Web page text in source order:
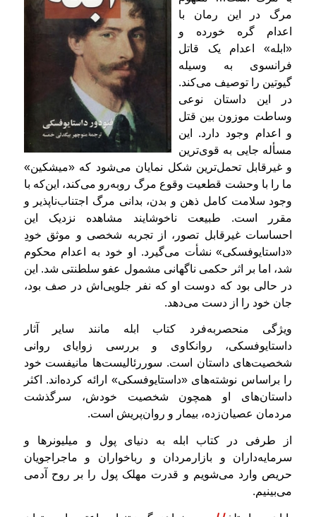
مرگ در این رمان با
اعدام گره خورده و
«ابله» اعدام یک قاتل
فرانسوی به وسیله
گیوتین را توصیف می‌کند.
در این داستان نوعی
وساطت موزون بین قتل
و اعدام وجود دارد. این
مسأله جایی به قوی‌ترین
و غیرقابل تحمل‌ترین شکل نمایان می‌شود که «میشکین»
ما را با وحشت قطعیت وقوع مرگ روبه‌رو می‌کند، این‌که با
وجود سلامت کامل ذهن و بدن، بدانی مرگ اجتناب‌ناپذیر و
مقرر است. طبیعت ناخوشایند مشاهده نزدیک این
احساسات غیرقابل تصور، از تجربه شخصی و موثق خودِ
«داستایوفسکی» نشأت می‌گیرد. او خود به اعدام محکوم
شد، اما بر اثر حکمی ناگهانی مشمول عفو سلطنتی شد. این
در حالی بود که دوست او که نفر جلویی‌اش در صف بود،
جان خود را از دست می‌دهد.
ویژگی منحصربه‌فرد کتاب ابله مانند سایر آثار
داستایوفسکی، روانکاوی و بررسی زوایای روانی
شخصیت‌های داستان است. سوررئالیست‌ها مانیفست خود
را براساس نوشته‌های «داستایوفسکی» ارائه کرده‌اند. اکثر
داستان‌های او همچون شخصیت خودش، سرگذشت
مردمان عصیان‌زده، بیمار و روان‌پریش است.
از طرفی در کتاب ابله به دنیای پول و میلیونرها و
سرمایه‌داران و بازارمردان و رباخواران و ماجراجویان
حریص وارد می‌شویم و قدرت مهلک پول را بر روح آدمی
می‌بینیم.